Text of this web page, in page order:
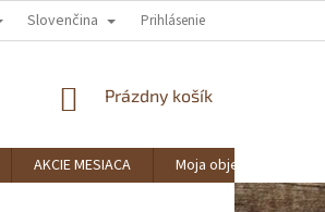
SPOLUPRÁCA VERNOSTNÝ KLUB BOHOSTYLE
Slovenčina Prihlásenie
NÁKUPNÝ
Prázdny košík
AKCIE MESIACA
Moja objednávka